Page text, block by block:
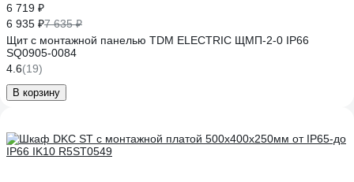
6 719 ₽
6 935 ₽7 635 ₽
Щит с монтажной панелью TDM ELECTRIC ЩМП-2-0 IP66
SQ0905-0084
4.6(19)
В корзину